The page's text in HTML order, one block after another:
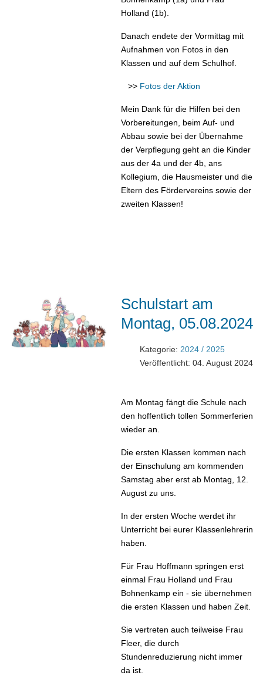
Holland (1b).
Danach endete der Vormittag mit
Aufnahmen von Fotos in den
Klassen und auf dem Schulhof.
>> Fotos der Aktion
Mein Dank für die Hilfen bei den
Vorbereitungen, beim Auf- und
Abbau sowie bei der Übernahme
der Verpflegung geht an die Kinder
aus der 4a und der 4b, ans
Kollegium, die Hausmeister und die
Eltern des Fördervereins sowie der
zweiten Klassen!
Schulstart am
Montag, 05.08.2024
Kategorie:2024 / 2025
Veröffentlicht: 04. August 2024
Am Montag fängt die Schule nach
den hoffentlich tollen Sommerferien
wieder an.
Die ersten Klassen kommen nach
der Einschulung am kommenden
Samstag aber erst ab Montag, 12.
August zu uns.
In der ersten Woche werdet ihr
Unterricht bei eurer Klassenlehrerin
haben.
Für Frau Hoffmann springen erst
einmal Frau Holland und Frau
Bohnenkamp ein - sie übernehmen
die ersten Klassen und haben Zeit.
Sie vertreten auch teilweise Frau
Fleer, die durch
Stundenreduzierung nicht immer
da ist.